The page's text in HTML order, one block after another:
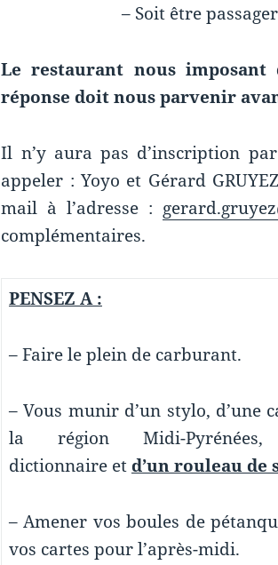
– Soit être
Le restaurant nous
réponse doit nous parvenir
Il n’y aura pas d’inscription
appeler : Yoyo et Gérard
mail à l’adresse :
complémentaires.
PENSEZ A :
– Faire le plein de carburant.
– Vous munir d’un stylo, d’une
la région Midi-Pyrénées,
dictionnaire et d’un rouleau de
– Amener vos boules de
vos cartes pour l’après-midi.